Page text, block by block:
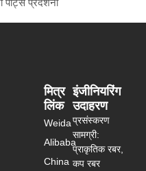
प्रदर्शनी
मित्र
लिंक
Weida
Alibaba
China
इंजीनियरिंग
उदाहरण
प्रसंस्करण
सामग्री:
प्राकृतिक रबर,
कप रबर